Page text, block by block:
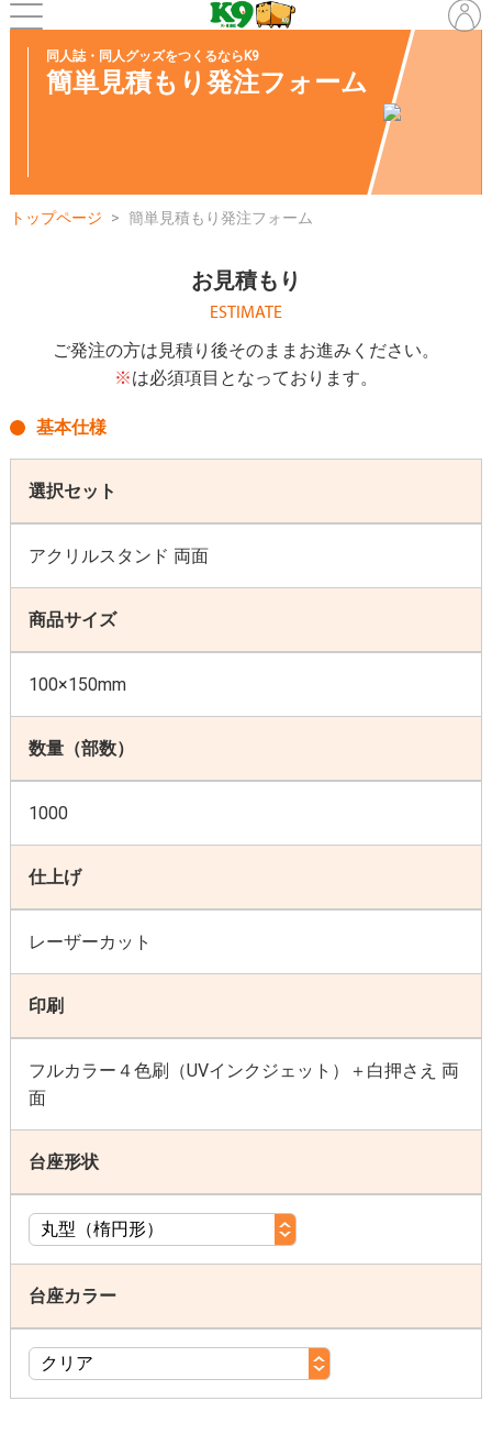
同人誌・同人グッズをつくるならK9
簡単見積もり発注フォーム
トップページ 簡単見積もり発注フォーム
お見積もり
ESTIMATE
ご発注の方は見積り後そのままお進みください。
※は必須項目となっております。
基本仕様
選択セット
アクリルスタンド 両面
商品サイズ
100×150mm
数量（部数）
1000
仕上げ
レーザーカット
印刷
フルカラー４色刷（UVインクジェット）＋白押さえ 両
面
台座形状
台座カラー